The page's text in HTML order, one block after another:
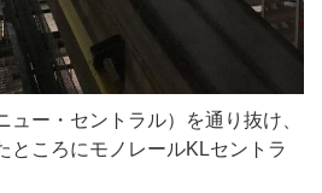
ュー・セントラル）を通り抜け、
ところにモノレールKLセントラ